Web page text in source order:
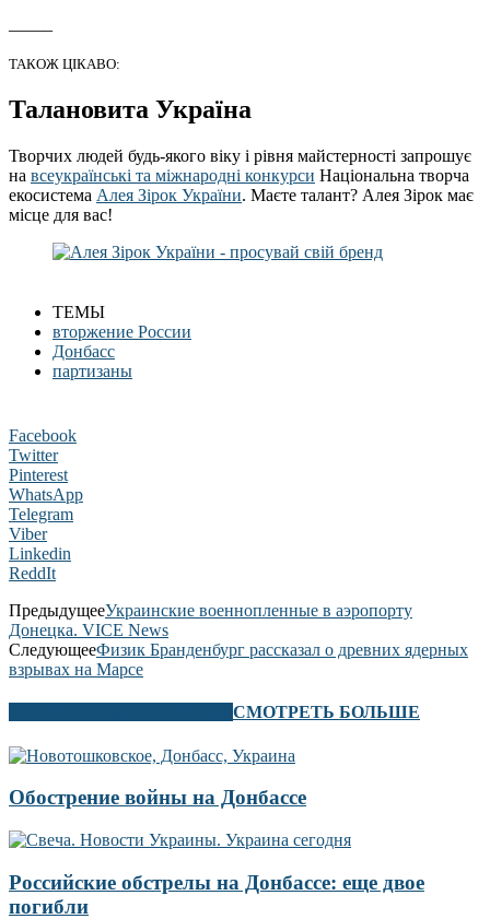
ТАКОЖ ЦІКАВО:
Талановита Україна
Творчих людей будь-якого віку і рівня майстерності запрошує
на всеукраїнські та міжнародні конкурси Національна творча
екосистема Алея Зірок України. Маєте талант? Алея Зірок має
місце для вас!
ТЕМЫ
вторжение России
Донбасс
партизаны
Facebook
Twitter
Pinterest
WhatsApp
Telegram
Viber
Linkedin
ReddIt
ПредыдущееУкраинские военнопленные в аэропорту
Донецка. VICE News
СледующееФизик Бранденбург рассказал о древних ядерных
взрывах на Марсе
СМОТРЕТЬ БОЛЬШЕ
Обострение войны на Донбассе
Российские обстрелы на Донбассе: еще двое
погибли